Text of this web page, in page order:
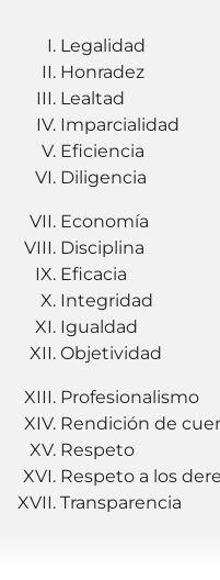
Legalidad
Honradez
Lealtad
Imparcialidad
Eficiencia
Diligencia
Economía
Disciplina
Eficacia
Integridad
Igualdad
Objetividad
Profesionalismo
Rendición de
Respeto
Respeto a los
Transparencia